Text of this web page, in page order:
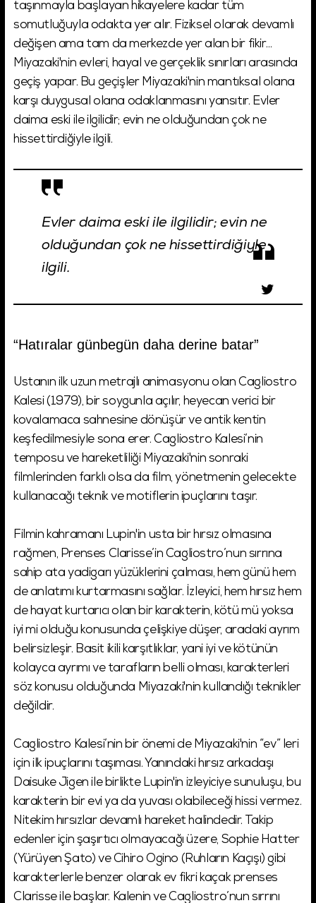
taşınmayla başlayan hikayelere kadar tüm
somutluğuyla odakta yer alır. Fiziksel olarak devamlı
değişen ama tam da merkezde yer alan bir fikir…
Miyazaki'nin evleri, hayal ve gerçeklik sınırları arasında
geçiş yapar. Bu geçişler Miyazaki'nin mantıksal olana
karşı duygusal olana odaklanmasını yansıtır. Evler
daima eski ile ilgilidir; evin ne olduğundan çok ne
hissettirdiğiyle ilgili.
Evler daima eski ile ilgilidir; evin ne
olduğundan çok ne hissettirdiğiyle
ilgili.
“Hatıralar günbegün daha derine batar”
Ustanın ilk uzun metrajlı animasyonu olan Cagliostro
Kalesi (1979), bir soygunla açılır, heyecan verici bir
kovalamaca sahnesine dönüşür ve antik kentin
keşfedilmesiyle sona erer. Cagliostro Kalesi’nin
temposu ve hareketliliği Miyazaki'nin sonraki
filmlerinden farklı olsa da film, yönetmenin gelecekte
kullanacağı teknik ve motiflerin ipuçlarını taşır.
Filmin kahramanı Lupin'in usta bir hırsız olmasına
rağmen, Prenses Clarisse’in Cagliostro’nun sırrına
sahip ata yadigarı yüzüklerini çalması, hem günü hem
de anlatımı kurtarmasını sağlar. İzleyici, hem hırsız hem
de hayat kurtarıcı olan bir karakterin, kötü mü yoksa
iyi mi olduğu konusunda çelişkiye düşer, aradaki ayrım
belirsizleşir. Basit ikili karşıtlıklar, yani iyi ve kötünün
kolayca ayrımı ve tarafların belli olması, karakterleri
söz konusu olduğunda Miyazaki'nin kullandığı teknikler
değildir.
Cagliostro Kalesi’nin bir önemi de Miyazaki'nin “ev” leri
için ilk ipuçlarını taşıması. Yanındaki hırsız arkadaşı
Daisuke Jigen ile birlikte Lupin'in izleyiciye sunuluşu, bu
karakterin bir evi ya da yuvası olabileceği hissi vermez.
Nitekim hırsızlar devamlı hareket halindedir. Takip
edenler için şaşırtıcı olmayacağı üzere, Sophie Hatter
(Yürüyen Şato) ve Cihiro Ogino (Ruhların Kaçışı) gibi
karakterlerle benzer olarak ev fikri kaçak prenses
Clarisse ile başlar. Kalenin ve Cagliostro’nun sırrını